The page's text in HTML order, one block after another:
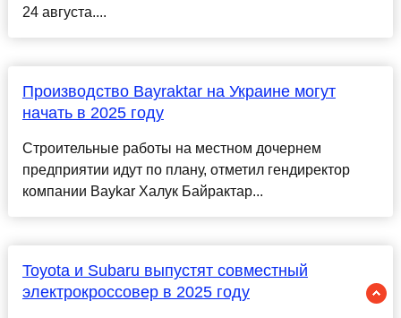
24 августа....
Производство Bayraktar на Украине могут
начать в 2025 году
Строительные работы на местном дочернем
предприятии идут по плану, отметил гендиректор
компании Baykar Халук Байрактар...
Toyota и Subaru выпустят совместный
электрокроссовер в 2025 году